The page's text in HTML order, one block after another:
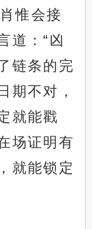
惟会接
道：“凶
链条的完
期不对，
就能戳
场证明有
就能锁定